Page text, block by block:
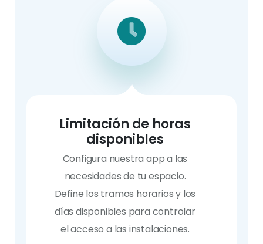
Limitación de horas
disponibles
Configura nuestra app a las
necesidades de tu espacio.
Define los tramos horarios y los
días disponibles para controlar
el acceso a las instalaciones.